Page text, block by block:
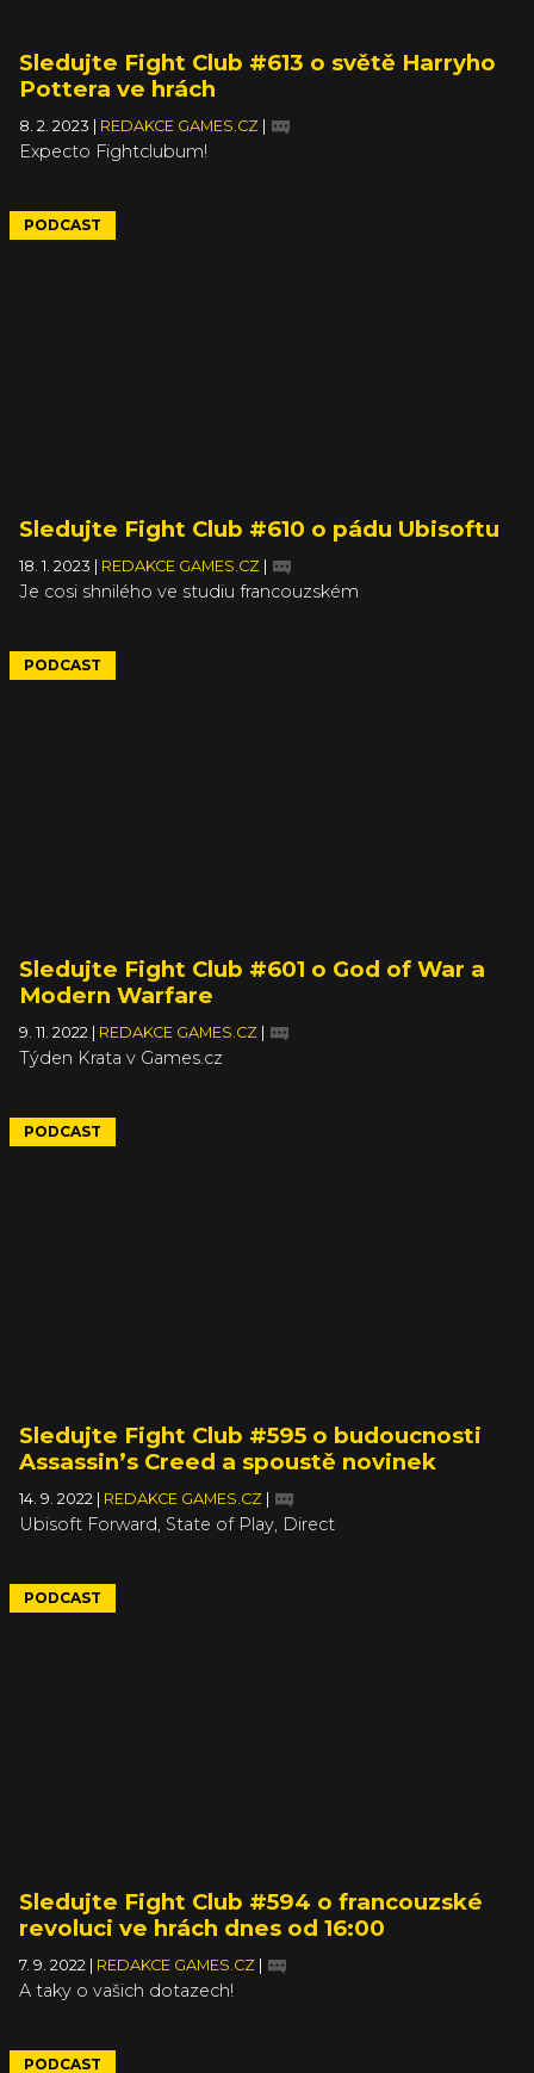
Sledujte Fight Club #613 o světě Harryho
Pottera ve hrách
8. 2. 2023 REDAKCE GAMES.CZ
Expecto Fightclubum!
PODCAST
Sledujte Fight Club #610 o pádu Ubisoftu
18. 1. 2023 REDAKCE GAMES.CZ
Je cosi shnilého ve studiu francouzském
PODCAST
Sledujte Fight Club #601 o God of War a
Modern Warfare
9. 11. 2022 REDAKCE GAMES.CZ
Týden Krata v Games.cz
PODCAST
Sledujte Fight Club #595 o budoucnosti
Assassin’s Creed a spoustě novinek
14. 9. 2022 REDAKCE GAMES.CZ
Ubisoft Forward, State of Play, Direct
PODCAST
Sledujte Fight Club #594 o francouzské
revoluci ve hrách dnes od 16:00
7. 9. 2022 REDAKCE GAMES.CZ
A taky o vašich dotazech!
PODCAST